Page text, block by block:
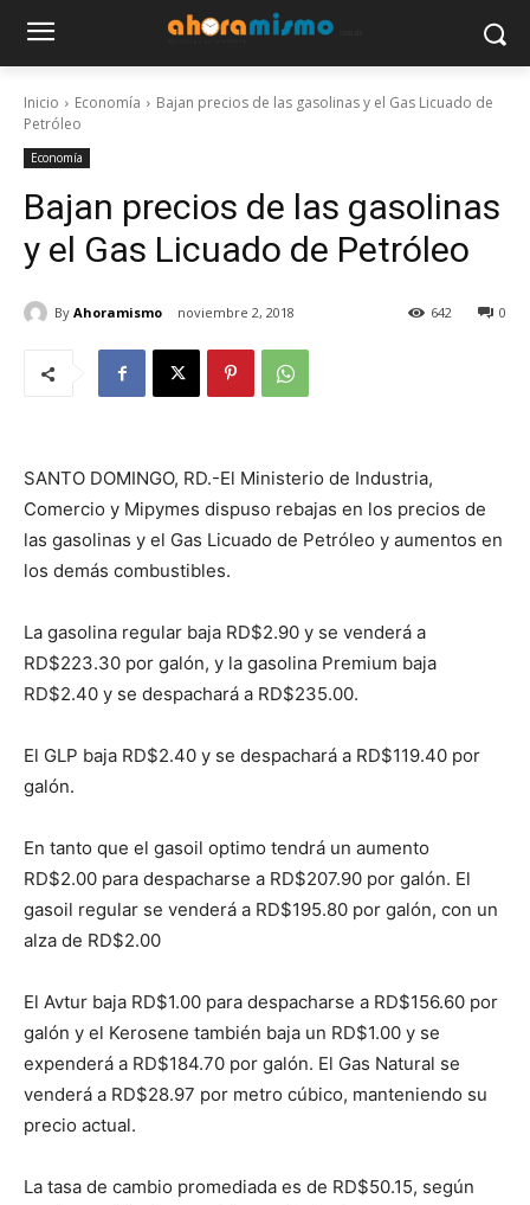
Inicio Economía
Bajan precios de las gasolinas y el Gas Licuado de
Petróleo
Economía
Bajan precios de las gasolinas
y el Gas Licuado de Petróleo
By Ahoramismo noviembre 2, 2018 0
642
SANTO DOMINGO, RD.-El Ministerio de Industria,
Comercio y Mipymes dispuso rebajas en los precios de
las gasolinas y el Gas Licuado de Petróleo y aumentos en
los demás combustibles.
La gasolina regular baja RD$2.90 y se venderá a
RD$223.30 por galón, y la gasolina Premium baja
RD$2.40 y se despachará a RD$235.00.
El GLP baja RD$2.40 y se despachará a RD$119.40 por
galón.
En tanto que el gasoil optimo tendrá un aumento
RD$2.00 para despacharse a RD$207.90 por galón. El
gasoil regular se venderá a RD$195.80 por galón, con un
alza de RD$2.00
El Avtur baja RD$1.00 para despacharse a RD$156.60 por
galón y el Kerosene también baja un RD$1.00 y se
expenderá a RD$184.70 por galón. El Gas Natural se
venderá a RD$28.97 por metro cúbico, manteniendo su
precio actual.
La tasa de cambio promediada es de RD$50.15, según